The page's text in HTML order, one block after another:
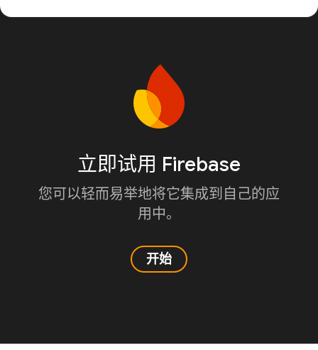
立即试用 Firebase
您可以轻而易举地将它集成到自己的应
用中。
开始